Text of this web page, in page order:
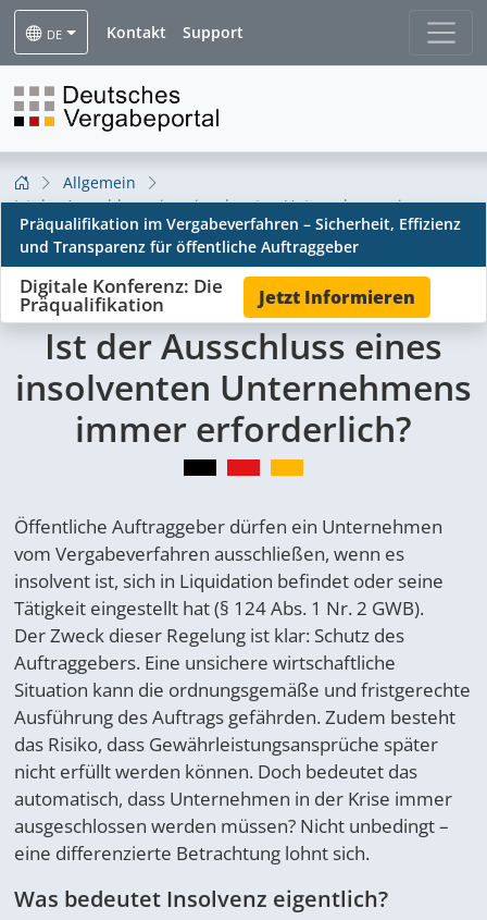
DE Kontakt Support
Allgemein
Ist der Ausschluss eines insolventen Unternehmens immer
erforderlich?
Präqualifikation im Vergabeverfahren – Sicherheit, Effizienz
und Transparenz für öffentliche Auftraggeber
Digitale Konferenz: Die
Präqualifikation Jetzt Informieren
Ist der Ausschluss eines
insolventen Unternehmens
immer erforderlich?
Öffentliche Auftraggeber dürfen ein Unternehmen
vom Vergabeverfahren ausschließen, wenn es
insolvent ist, sich in Liquidation befindet oder seine
Tätigkeit eingestellt hat (§ 124 Abs. 1 Nr. 2 GWB).
Der Zweck dieser Regelung ist klar: Schutz des
Auftraggebers. Eine unsichere wirtschaftliche
Situation kann die ordnungsgemäße und fristgerechte
Ausführung des Auftrags gefährden. Zudem besteht
das Risiko, dass Gewährleistungsansprüche später
nicht erfüllt werden können. Doch bedeutet das
automatisch, dass Unternehmen in der Krise immer
ausgeschlossen werden müssen? Nicht unbedingt –
eine differenzierte Betrachtung lohnt sich.
Was bedeutet Insolvenz eigentlich?